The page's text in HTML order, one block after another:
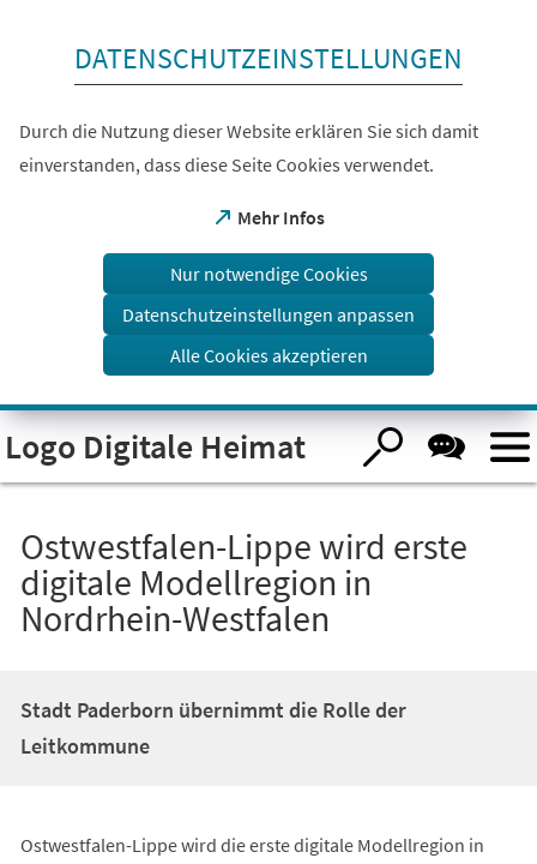
DATENSCHUTZEINSTELLUNGEN
Durch die Nutzung dieser Website erklären Sie sich damit
einverstanden, dass diese Seite Cookies verwendet.
Mehr Infos
(Öffnet
einem
Tab)
Nur notwendige Cookies
Datenschutzeinstellungen anpassen
Alle Cookies akzeptieren
Logo Digitale Heimat
Ostwestfalen-Lippe wird erste
digitale Modellregion in
Nordrhein-Westfalen
Stadt Paderborn übernimmt die Rolle der
Leitkommune
Ostwestfalen-Lippe wird die erste digitale Modellregion in